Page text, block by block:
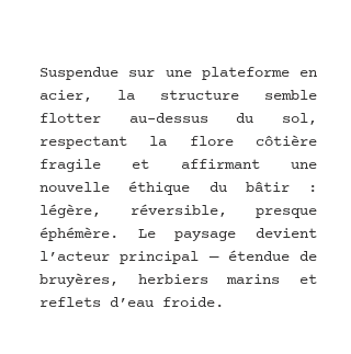
Suspendue sur une plateforme en
acier, la structure semble
flotter au-dessus du sol,
respectant la flore côtière
fragile et affirmant une
nouvelle éthique du bâtir :
légère, réversible, presque
éphémère. Le paysage devient
l’acteur principal — étendue de
bruyères, herbiers marins et
reflets d’eau froide.